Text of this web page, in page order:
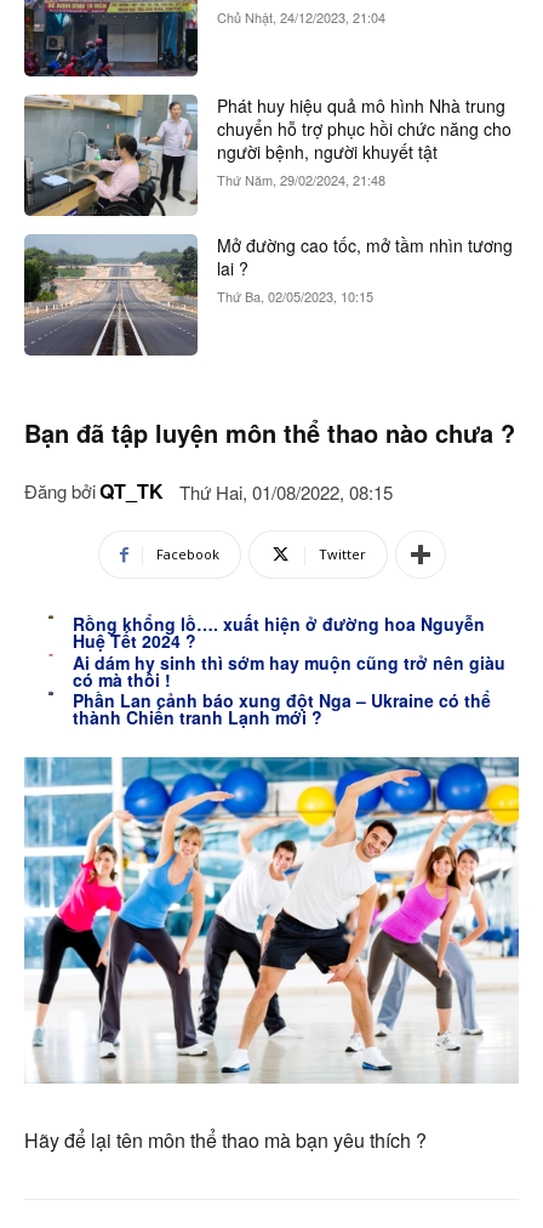
Chủ Nhật, 24/12/2023, 21:04
Phát huy hiệu quả mô hình Nhà trung
chuyển hỗ trợ phục hồi chức năng cho
người bệnh, người khuyết tật
Thứ Năm, 29/02/2024, 21:48
Mở đường cao tốc, mở tầm nhìn tương
lai ?
Thứ Ba, 02/05/2023, 10:15